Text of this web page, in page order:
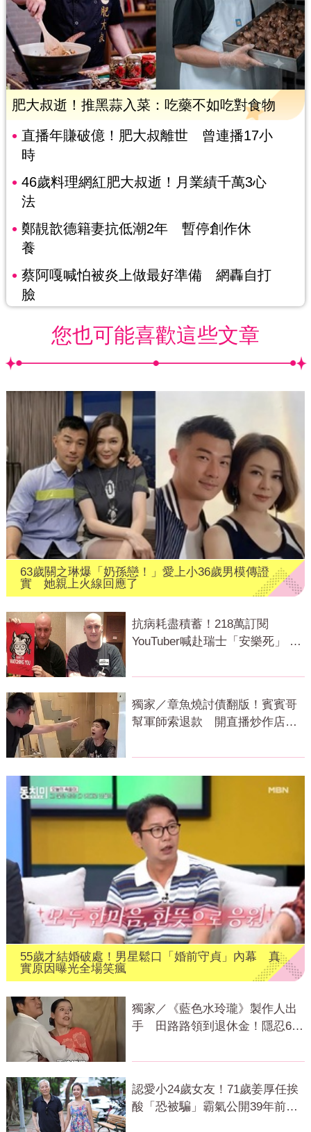
肥大叔逝！推黑蒜入菜：吃藥不如吃對食物
直播年賺破億！肥大叔離世 曾連播17小
時
46歲料理網紅肥大叔逝！月業績千萬3心
法
鄭靚歆德籍妻抗低潮2年 暫停創作休
養
蔡阿嘎喊怕被炎上做最好準備 網轟自打
臉
您也可能喜歡這些文章
63歲關之琳爆「奶孫戀！」愛上小36歲男模傳證
實 她親上火線回應了
抗病耗盡積蓄！218萬訂閱
YouTuber喊赴瑞士「安樂死」 上
獨家／章魚燒討債翻版！賓賓哥
幫軍師索退款 開直播炒作店家
55歲才結婚破處！男星鬆口「婚前守貞」內幕 真
實原因曝光全場笑瘋
獨家／《藍色水玲瓏》製作人出
手 田路路領到退休金！隱忍6年
認愛小24歲女友！71歲姜厚任挨
酸「恐被騙」霸氣公開39年前鐵